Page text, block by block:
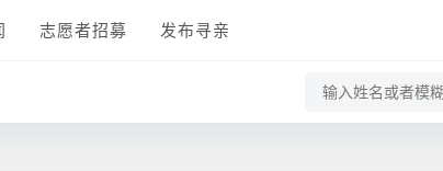
志愿者招募 发布寻亲